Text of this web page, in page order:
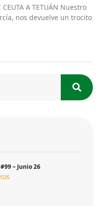
CEUTA A TETUÁN Nuestro
nos devuelve un trocito
– Junio 26